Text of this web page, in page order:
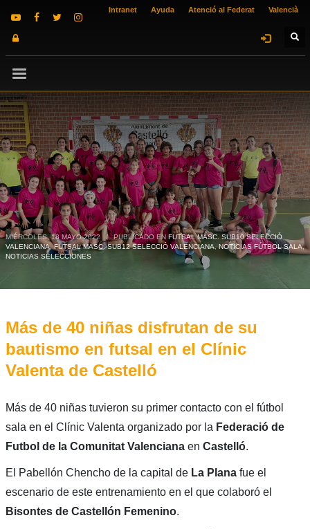
Intranet Ayuda Atenció al Federat Valencià
MIÉRCOLES, 18 MAYO 2022 / PUBLICADO ENFUTSAL MASC. SUB10 SELECCIÓ
VALENCIANA,FUTSAL MASC. SUB12 SELECCIÓ VALENCIANA, NOTICIAS FÚTBOL SALA,
NOTICIAS SELECCIONES
Más de 40 niñas disfrutan de su
bautismo en futsal en el Clínic
Valenta de Castelló
Más de 40 niñas tuvieron su primer contacto con el fútbol
sala en el Clínic Valenta organizado por la Federació de
Futbol de la Comunitat Valencianaen Castelló.
El Pabellón Chencho de la capital de La Plana fue el
escenario de este entrenamiento en el que colaboró el
Bisontes de Castellón Femenino.